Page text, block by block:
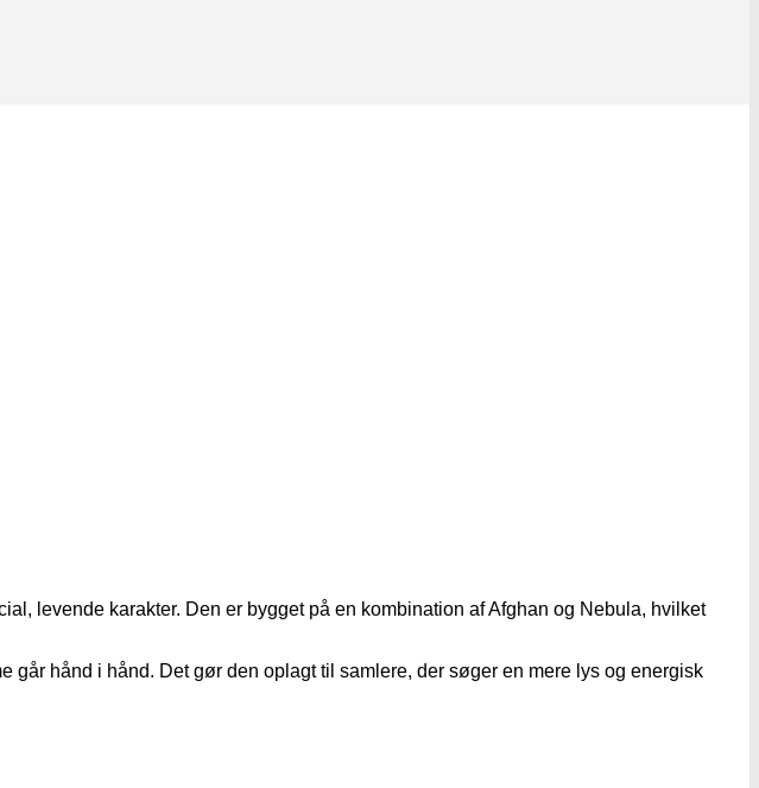
levende karakter. Den er bygget på en kombination af Afghan og Nebula, hvilket
hånd i hånd. Det gør den oplagt til samlere, der søger en mere lys og energisk